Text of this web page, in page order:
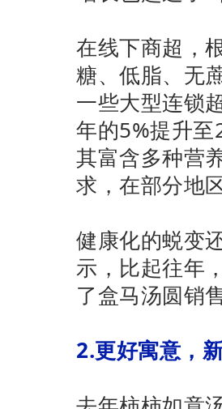
在线下商超，
糖、低脂、无
一些大型连锁
年的5%提升
其富含多种营
求，在部分地
健康化的蜕变
示，比起往年
了盒马汤圆销
2.更好寓意，